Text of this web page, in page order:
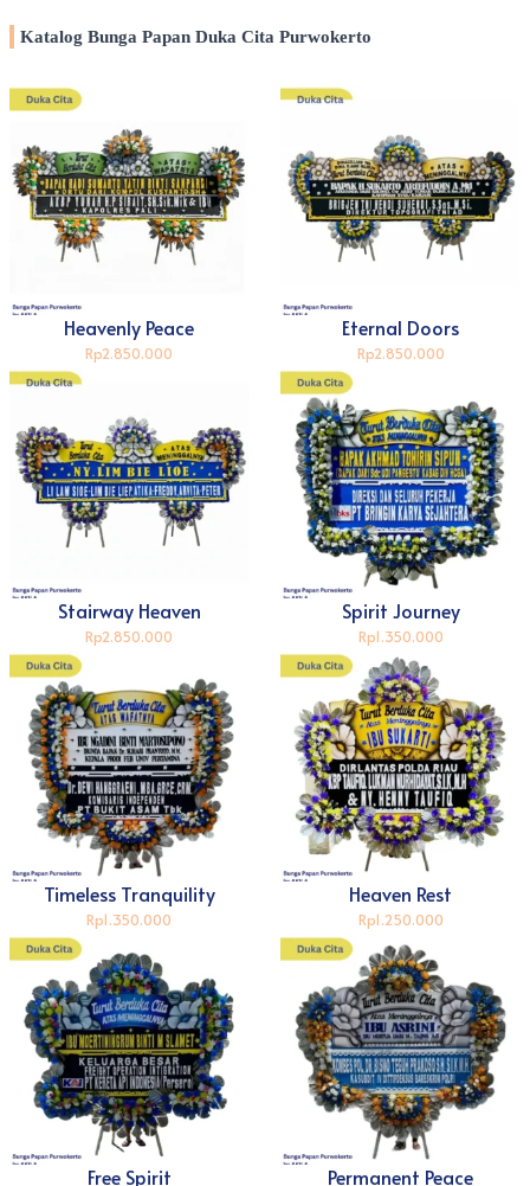
Katalog Bunga Papan Duka Cita Purwokerto
Heavenly Peace
Rp2.850.000
Eternal Doors
Rp2.850.000
Stairway Heaven
Rp2.850.000
Spirit Journey
Rp1.350.000
Timeless Tranquility
Rp1.350.000
Heaven Rest
Rp1.250.000
Free Spirit Permanent Peace